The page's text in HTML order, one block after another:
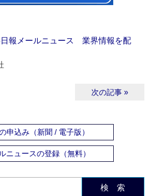
報メールニュース 業界情報を配
次の記事 »
申込み（新聞 / 電子版）
ニュースの登録（無料）
検 索